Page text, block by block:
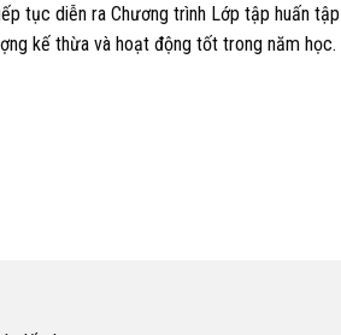
tục diễn ra Chương trình Lớp tập huấn tập
kế thừa và hoạt động tốt trong năm học.